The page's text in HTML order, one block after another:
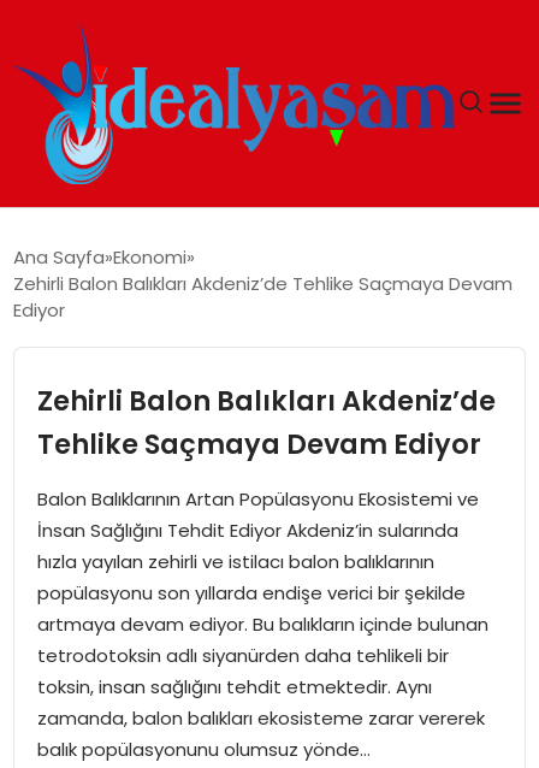
GÜNDEM
İDEAL SPOR
YAŞAM
MAGAZIN
SAĞLIK
SOSYAL HABER
Ana Sayfa Ekonomi
Zehirli Balon Balıkları Akdeniz’de Tehlike Saçmaya Devam
Ediyor
Zehirli Balon Balıkları Akdeniz’de
Tehlike Saçmaya Devam Ediyor
Balon Balıklarının Artan Popülasyonu Ekosistemi ve
İnsan Sağlığını Tehdit Ediyor Akdeniz’in sularında
hızla yayılan zehirli ve istilacı balon balıklarının
popülasyonu son yıllarda endişe verici bir şekilde
artmaya devam ediyor. Bu balıkların içinde bulunan
tetrodotoksin adlı siyanürden daha tehlikeli bir
toksin, insan sağlığını tehdit etmektedir. Aynı
zamanda, balon balıkları ekosisteme zarar vererek
balık popülasyonunu olumsuz yönde…